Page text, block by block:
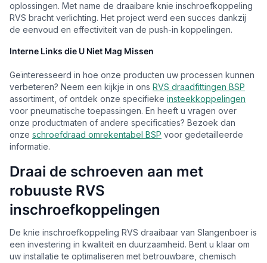
oplossingen. Met name de draaibare knie inschroefkoppeling
RVS bracht verlichting. Het project werd een succes dankzij
de eenvoud en effectiviteit van de push-in koppelingen.
Interne Links die U Niet Mag Missen
Geïnteresseerd in hoe onze producten uw processen kunnen
verbeteren? Neem een kijkje in ons RVS draadfittingen BSP
assortiment, of ontdek onze specifieke insteekkoppelingen
voor pneumatische toepassingen. En heeft u vragen over
onze productmaten of andere specificaties? Bezoek dan
onze schroefdraad omrekentabel BSP voor gedetailleerde
informatie.
Draai de schroeven aan met
robuuste RVS
inschroefkoppelingen
De knie inschroefkoppeling RVS draaibaar van Slangenboer is
een investering in kwaliteit en duurzaamheid. Bent u klaar om
uw installatie te optimaliseren met betrouwbare, chemisch